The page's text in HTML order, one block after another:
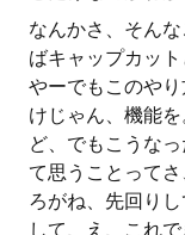
なんかさ、そん
ばキャップカッ
やーでもこのや
けじゃん、機能
ど、でもこうな
て思うことって
ろがね、先回り
して、え、これ